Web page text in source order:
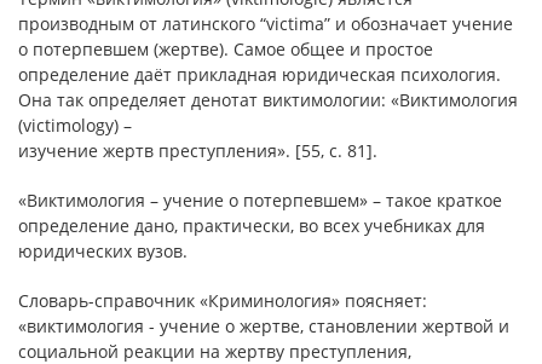
производным от латинского “victima” и обозначает учение
о потерпевшем (жертве). Самое общее и простое
определение даёт прикладная юридическая психология.
Она так определяет денотат виктимологии: «Виктимология
(victimology) –
изучение жертв преступления». [55, c. 81].
«Виктимология – учение о потерпевшем» – такое краткое
определение дано, практически, во всех учебниках для
юридических вузов.
Словарь-справочник «Криминология» поясняет:
«виктимология - учение о жертве, становлении жертвой и
социальной реакции на жертву преступления,